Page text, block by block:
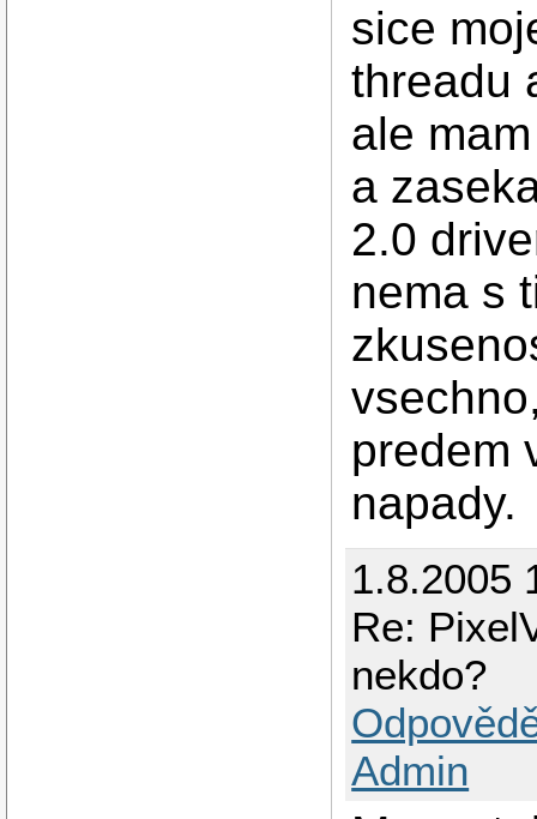
sice
threadu
ale
a
2.0
nema s
predem
napady.
1.8.2005
Re:
nekdo?
Admin